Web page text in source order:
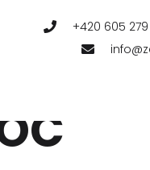
+420 605